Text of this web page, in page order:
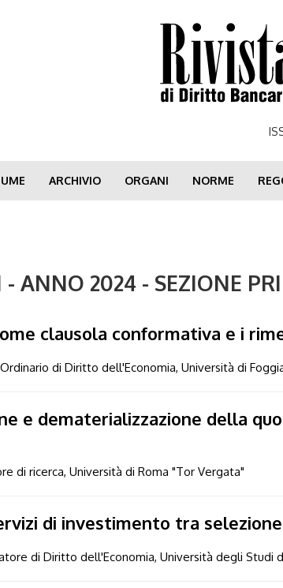
ARCHIVIO ORGANI NORME
- ANNO 2024 - SEZIONE
clausola conformativa e i
di Diritto dell'Economia, Università di
e dematerializzazione della
di ricerca, Università di Roma "Tor Vergata"
di investimento tra
di Diritto dell'Economia, Università degli Studi